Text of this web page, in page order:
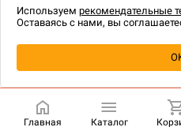
технологии.
Главная Каталог
Используем рекомендательные
Оставаясь с нами, вы